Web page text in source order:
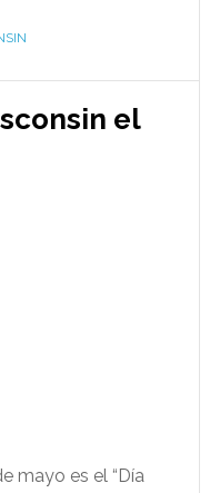
el
mayo es el “Día